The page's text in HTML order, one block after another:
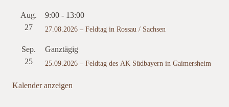
Aug.
27
9:00- 13:00
27.08.2026 – Feldtag in Rossau / Sachsen
Sep.
25
Ganztägig
25.09.2026 – Feldtag des AK Südbayern in Gaimersheim
Kalender anzeigen